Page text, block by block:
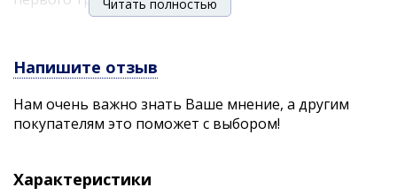
Pro Top Water Minnow в условиях ночного лова или
днем в замутненном водоеме в палитру окрасок
включены светящиеся и флуоресцентные
расцветки. Долговечное покрытие почти
безболезненно переносит столкновение с зубами
Даже при интенсивной эксплуатации в течение
Читать полностью
Напишите отзыв
Нам очень важно знать Ваше мнение, а другим
покупателям это поможет с выбором!
Характеристики